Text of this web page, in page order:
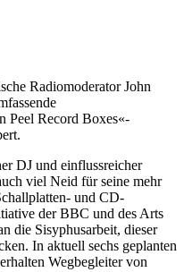
Radiomoderator John
Peel Record Boxes«-
DJ und einflussreicher
viel Neid für seine mehr
und CD-
der BBC und des Arts
die Sisyphusarbeit, dieser
In aktuell sechs geplanten
Wegbegleiter von